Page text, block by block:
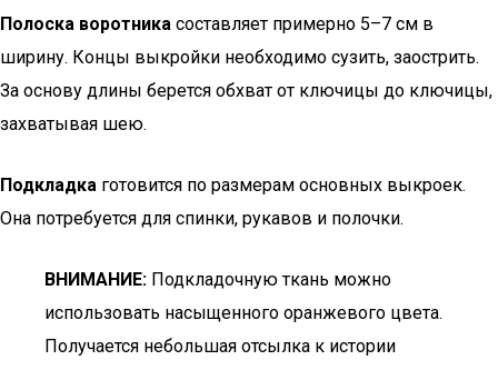
Полоска воротника составляет примерно 5–7 см в
ширину. Концы выкройки необходимо сузить, заострить.
За основу длины берется обхват от ключицы до ключицы,
захватывая шею.
Подкладка готовится по размерам основных выкроек.
Она потребуется для спинки, рукавов и полочки.
ВНИМАНИЕ: Подкладочную ткань можно
использовать насыщенного оранжевого цвета.
Получается небольшая отсылка к истории